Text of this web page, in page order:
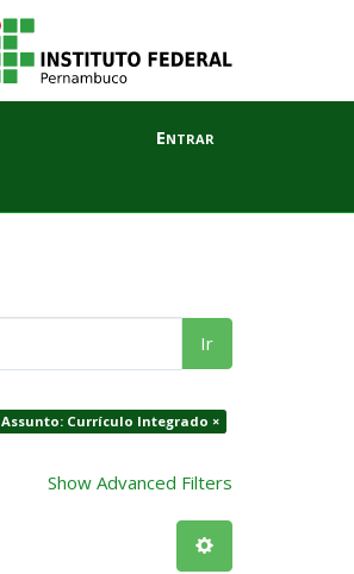
Entrar
Ir
Assunto: Currículo Integrado ×
Show Advanced Filters